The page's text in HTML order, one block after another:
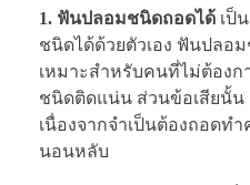
1. ฟันปลอมชนิดถอดได้ เป็
ชนิดได้ด้วยตัวเอง ฟันปลอ
เหมาะสำหรับคนที่ไม่ต้อง
ชนิดติดแน่น ส่วนข้อเสียนั้น
เนื่องจากจำเป็นต้องถอดท
นอนหลับ